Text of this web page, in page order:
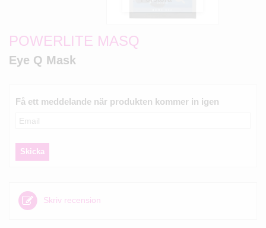
POWERLITE MASQ
Eye Q Mask
Få ett meddelande när produkten kommer in igen
Skriv recension